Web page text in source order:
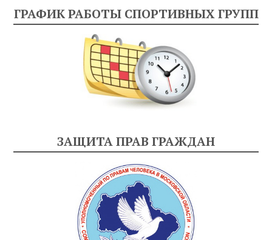
ГРАФИК РАБОТЫ СПОРТИВНЫХ ГРУПП
ЗАЩИТА ПРАВ ГРАЖДАН